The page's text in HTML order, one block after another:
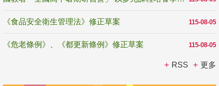
115-08-05
《食品安全衛生管理法》修正草案
115-08-05
《危老條例》、《都更新條例》修正草案
RSS 更多